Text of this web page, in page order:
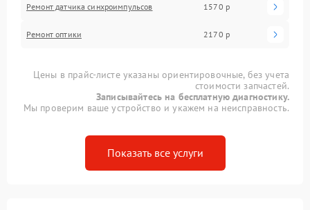
Ремонт датчика синхроимпульсов 1570 р
Ремонт оптики 2170 р
Цены в прайс-листе указаны ориентировочные, без учета
стоимости запчастей.
Записывайтесь на бесплатную диагностику.
Мы проверим ваше устройство и укажем на неисправность.
Показать все услуги